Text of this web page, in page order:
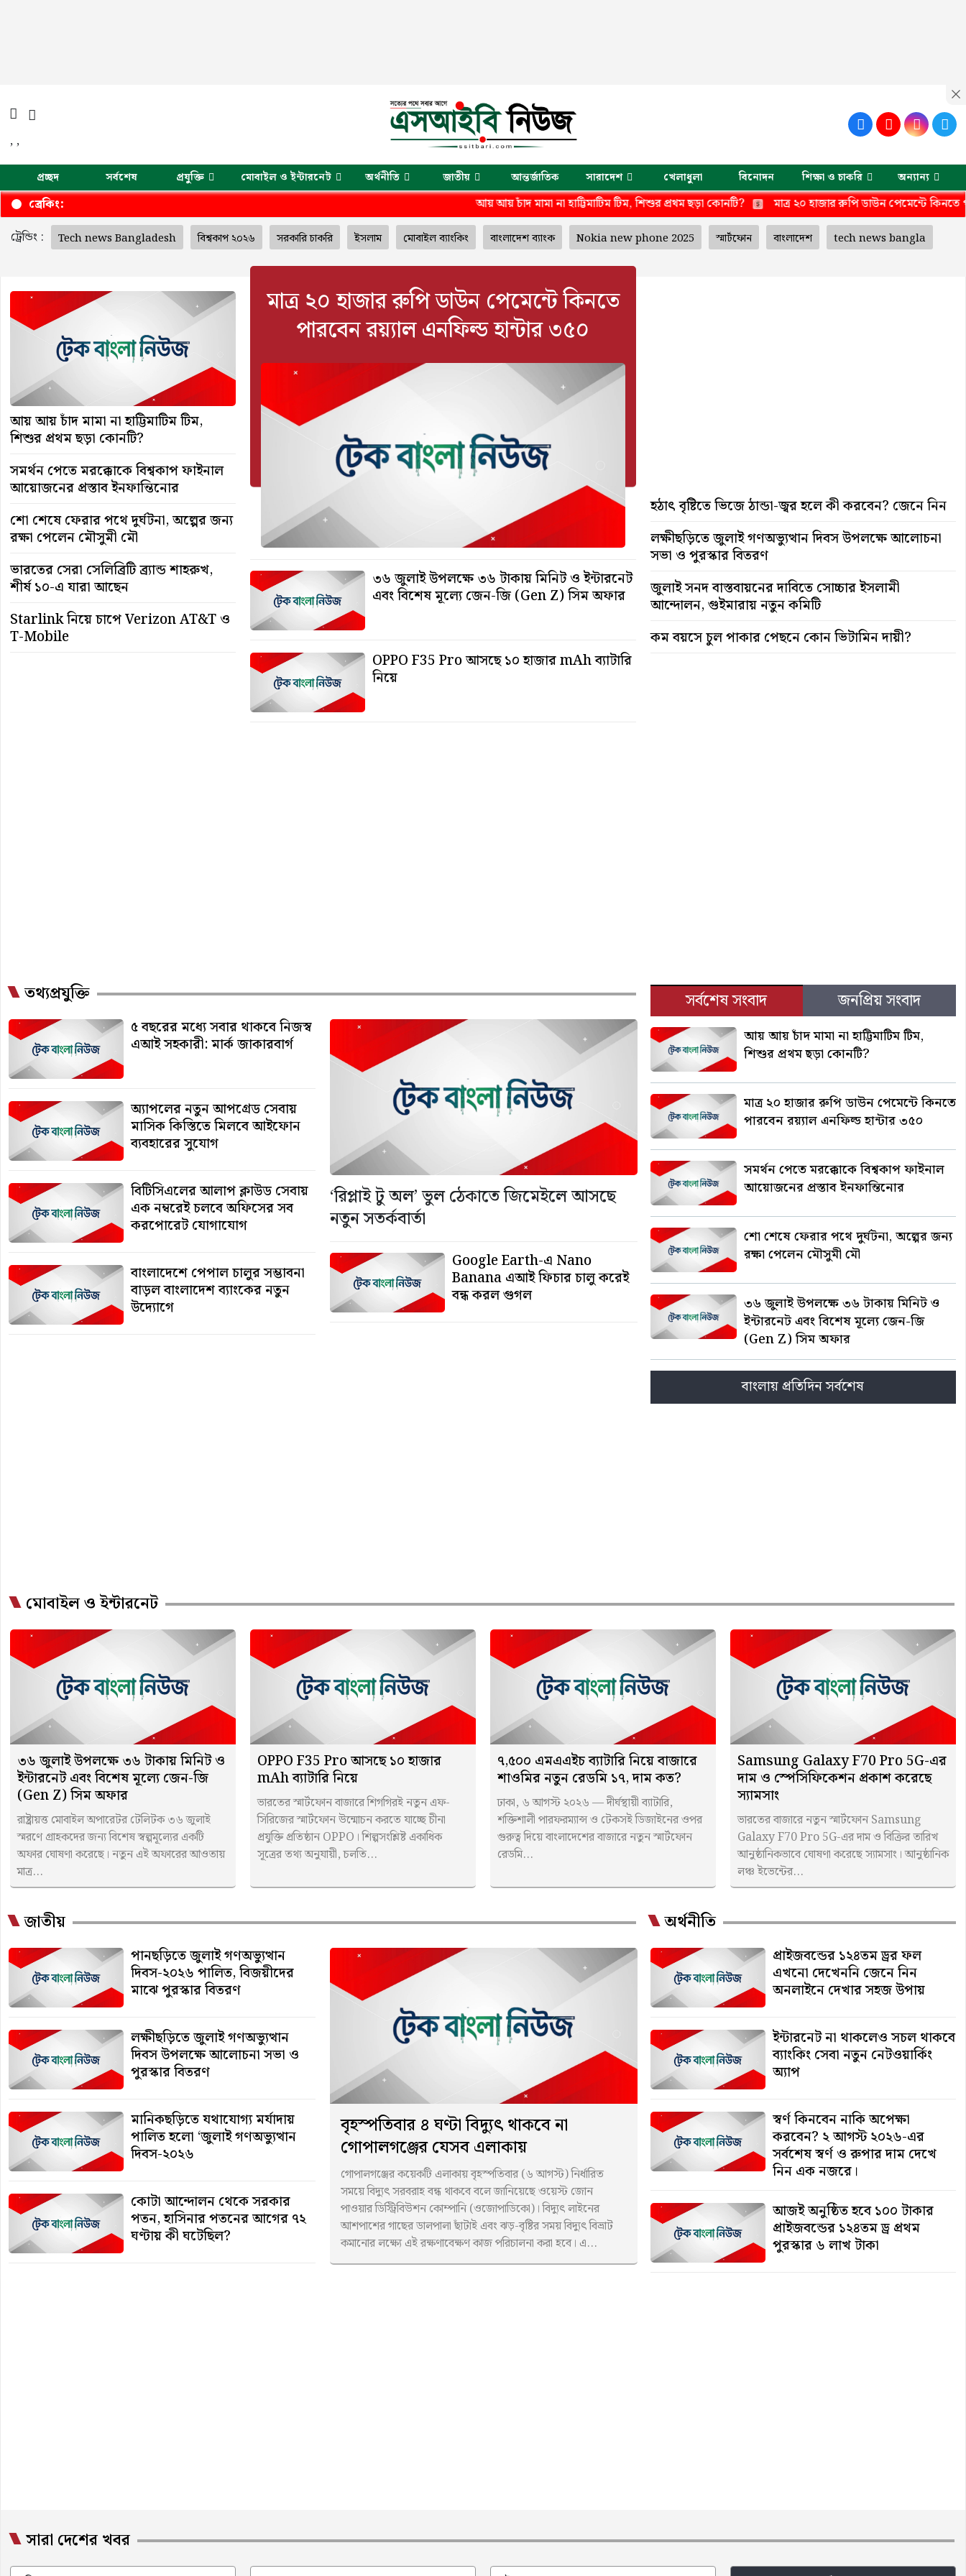
, ,
প্রচ্ছদ সর্বশেষ প্রযুক্তি মোবাইল ও ইন্টারনেট অর্থনীতি জাতীয় আন্তর্জাতিক সারাদেশ খেলাধুলা বিনোদন শিক্ষা ও চাকরি অন্যান্য
ব্রেকিং: আয় আয় চাঁদ মামা না হাট্টিমাটিম টিম, শিশুর প্রথম ছড়া কোনটি?
মাত্র ২০ হাজার রুপি ডাউন পেমেন্টে কিনতে পারবেন রয়্যাল
ট্রেন্ডিং :
Tech news Bangladesh বিশ্বকাপ ২০২৬ সরকারি চাকরি ইসলাম মোবাইল ব্যাংকিং বাংলাদেশ ব্যাংক Nokia new phone 2025 স্মার্টফোন বাংলাদেশ tech news bangla
আয় আয় চাঁদ মামা না হাট্টিমাটিম টিম,
শিশুর প্রথম ছড়া কোনটি?
সমর্থন পেতে মরক্কোকে বিশ্বকাপ ফাইনাল
আয়োজনের প্রস্তাব ইনফান্তিনোর
শো শেষে ফেরার পথে দুর্ঘটনা, অল্পের জন্য
রক্ষা পেলেন মৌসুমী মৌ
ভারতের সেরা সেলিব্রিটি ব্র্যান্ড শাহরুখ,
শীর্ষ ১০-এ যারা আছেন
Starlink নিয়ে চাপে Verizon AT&T ও
T-Mobile
মাত্র ২০ হাজার রুপি ডাউন পেমেন্টে কিনতে
পারবেন রয়্যাল এনফিল্ড হান্টার ৩৫০
৩৬ জুলাই উপলক্ষে ৩৬ টাকায় মিনিট ও ইন্টারনেট
এবং বিশেষ মূল্যে জেন-জি (Gen Z) সিম অফার
OPPO F35 Pro আসছে ১০ হাজার mAh ব্যাটারি
নিয়ে
হঠাৎ বৃষ্টিতে ভিজে ঠান্ডা-জ্বর হলে কী করবেন? জেনে নিন
লক্ষীছড়িতে জুলাই গণঅভ্যুত্থান দিবস উপলক্ষে আলোচনা
সভা ও পুরস্কার বিতরণ
জুলাই সনদ বাস্তবায়নের দাবিতে সোচ্চার ইসলামী
আন্দোলন, গুইমারায় নতুন কমিটি
কম বয়সে চুল পাকার পেছনে কোন ভিটামিন দায়ী?
তথ্যপ্রযুক্তি
৫ বছরের মধ্যে সবার থাকবে নিজস্ব
এআই সহকারী: মার্ক জাকারবার্গ
অ্যাপলের নতুন আপগ্রেড সেবায়
মাসিক কিস্তিতে মিলবে আইফোন
ব্যবহারের সুযোগ
বিটিসিএলের আলাপ ক্লাউড সেবায়
এক নম্বরেই চলবে অফিসের সব
করপোরেট যোগাযোগ
বাংলাদেশে পেপাল চালুর সম্ভাবনা
বাড়ল বাংলাদেশ ব্যাংকের নতুন
উদ্যোগে
‘রিপ্লাই টু অল’ ভুল ঠেকাতে জিমেইলে আসছে
নতুন সতর্কবার্তা
Google Earth-এ Nano
Banana এআই ফিচার চালু করেই
বন্ধ করল গুগল
সর্বশেষ সংবাদ জনপ্রিয় সংবাদ
আয় আয় চাঁদ মামা না হাট্টিমাটিম টিম,
শিশুর প্রথম ছড়া কোনটি?
মাত্র ২০ হাজার রুপি ডাউন পেমেন্টে কিনতে
পারবেন রয়্যাল এনফিল্ড হান্টার ৩৫০
সমর্থন পেতে মরক্কোকে বিশ্বকাপ ফাইনাল
আয়োজনের প্রস্তাব ইনফান্তিনোর
শো শেষে ফেরার পথে দুর্ঘটনা, অল্পের জন্য
রক্ষা পেলেন মৌসুমী মৌ
৩৬ জুলাই উপলক্ষে ৩৬ টাকায় মিনিট ও
ইন্টারনেট এবং বিশেষ মূল্যে জেন-জি
(Gen Z) সিম অফার
বাংলায় প্রতিদিন সর্বশেষ
মোবাইল ও ইন্টারনেট
৩৬ জুলাই উপলক্ষে ৩৬ টাকায় মিনিট ও
ইন্টারনেট এবং বিশেষ মূল্যে জেন-জি
(Gen Z) সিম অফার
রাষ্ট্রায়ত্ত মোবাইল অপারেটর টেলিটক ৩৬ জুলাই
স্মরণে গ্রাহকদের জন্য বিশেষ স্বল্পমূল্যের একটি
অফার ঘোষণা করেছে। নতুন এই অফারের আওতায়
মাত্র...
OPPO F35 Pro আসছে ১০ হাজার
mAh ব্যাটারি নিয়ে
ভারতের স্মার্টফোন বাজারে শিগগিরই নতুন এফ-
সিরিজের স্মার্টফোন উন্মোচন করতে যাচ্ছে চীনা
প্রযুক্তি প্রতিষ্ঠান OPPO। শিল্পসংশ্লিষ্ট একাধিক
সূত্রের তথ্য অনুযায়ী, চলতি...
৭,৫০০ এমএএইচ ব্যাটারি নিয়ে বাজারে
শাওমির নতুন রেডমি ১৭, দাম কত?
ঢাকা, ৬ আগস্ট ২০২৬ — দীর্ঘস্থায়ী ব্যাটারি,
শক্তিশালী পারফরম্যান্স ও টেকসই ডিজাইনের ওপর
গুরুত্ব দিয়ে বাংলাদেশের বাজারে নতুন স্মার্টফোন
রেডমি...
Samsung Galaxy F70 Pro 5G-এর
দাম ও স্পেসিফিকেশন প্রকাশ করেছে
স্যামসাং
ভারতের বাজারে নতুন স্মার্টফোন Samsung
Galaxy F70 Pro 5G-এর দাম ও বিক্রির তারিখ
আনুষ্ঠানিকভাবে ঘোষণা করেছে স্যামসাং। আনুষ্ঠানিক
লঞ্চ ইভেন্টের...
জাতীয়
পানছড়িতে জুলাই গণঅভ্যুত্থান
দিবস-২০২৬ পালিত, বিজয়ীদের
মাঝে পুরস্কার বিতরণ
লক্ষীছড়িতে জুলাই গণঅভ্যুত্থান
দিবস উপলক্ষে আলোচনা সভা ও
পুরস্কার বিতরণ
মানিকছড়িতে যথাযোগ্য মর্যাদায়
পালিত হলো ‘জুলাই গণঅভ্যুত্থান
দিবস-২০২৬
কোটা আন্দোলন থেকে সরকার
পতন, হাসিনার পতনের আগের ৭২
ঘণ্টায় কী ঘটেছিল?
বৃহস্পতিবার ৪ ঘণ্টা বিদ্যুৎ থাকবে না
গোপালগঞ্জের যেসব এলাকায়
গোপালগঞ্জের কয়েকটি এলাকায় বৃহস্পতিবার (৬ আগস্ট) নির্ধারিত
সময়ে বিদ্যুৎ সরবরাহ বন্ধ থাকবে বলে জানিয়েছে ওয়েস্ট জোন
পাওয়ার ডিস্ট্রিবিউশন কোম্পানি (ওজোপাডিকো)। বিদ্যুৎ লাইনের
আশপাশের গাছের ডালপালা ছাঁটাই এবং ঝড়-বৃষ্টির সময় বিদ্যুৎ বিভ্রাট
কমানোর লক্ষ্যে এই রক্ষণাবেক্ষণ কাজ পরিচালনা করা হবে। এ...
অর্থনীতি
প্রাইজবন্ডের ১২৪তম ড্রর ফল
এখনো দেখেননি জেনে নিন
অনলাইনে দেখার সহজ উপায়
ইন্টারনেট না থাকলেও সচল থাকবে
ব্যাংকিং সেবা নতুন নেটওয়ার্কিং
অ্যাপ
স্বর্ণ কিনবেন নাকি অপেক্ষা
করবেন? ২ আগস্ট ২০২৬-এর
সর্বশেষ স্বর্ণ ও রুপার দাম দেখে
নিন এক নজরে।
আজই অনুষ্ঠিত হবে ১০০ টাকার
প্রাইজবন্ডের ১২৪তম ড্র প্রথম
পুরস্কার ৬ লাখ টাকা
সারা দেশের খবর